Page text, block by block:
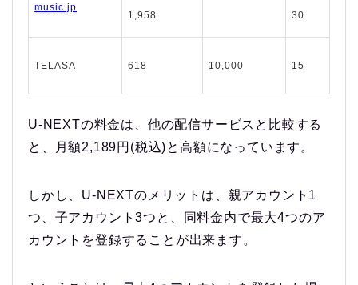
music.jp
1,958 30
TELASA 618 10,000 15
U-NEXTの料金は、他の配信サービスと比較する
と、月額2,189円(税込)と高額になっています。
しかし、U-NEXTのメリットは、親アカウント1
つ、子アカウント3つと、同料金内で最大4つのア
カウントを登録することが出来ます。